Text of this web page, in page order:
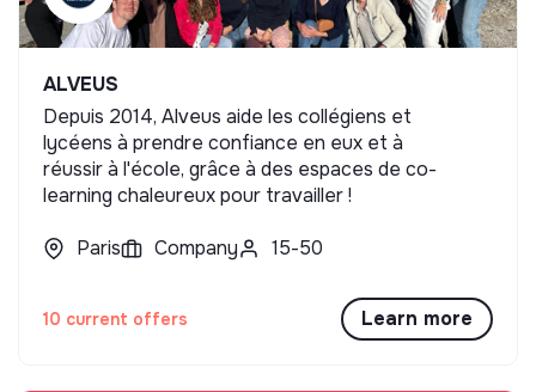
ALVEUS
Depuis 2014, Alveus aide les collégiens et
lycéens à prendre confiance en eux et à
réussir à l'école, grâce à des espaces de co-
learning chaleureux pour travailler !
Paris Company 15-50
10 current offers Learn more